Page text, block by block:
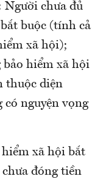
Người chưa đủ
buộc (tính cả
xã hội);
bảo hiểm xã hội
thuộc diện
nguyện vọng
hiểm xã hội bắt
đóng tiền